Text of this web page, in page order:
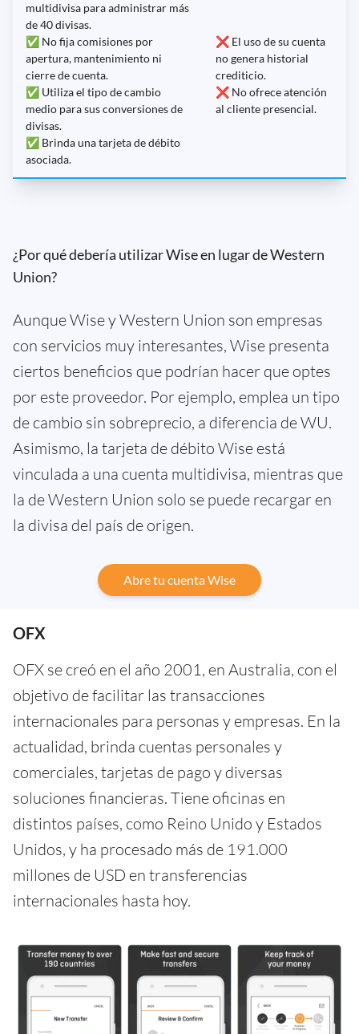
multidivisa para administrar más
de 40 divisas.
✅ No fija comisiones por
apertura, mantenimiento ni
cierre de cuenta.
✅ Utiliza el tipo de cambio
medio para sus conversiones de
divisas.
✅ Brinda una tarjeta de débito
asociada.
❌ El uso de su cuenta
no genera historial
crediticio.
❌ No ofrece atención
al cliente presencial.
¿Por qué debería utilizar Wise en lugar de Western
Union?
Aunque Wise y Western Union son empresas
con servicios muy interesantes, Wise presenta
ciertos beneficios que podrían hacer que optes
por este proveedor. Por ejemplo, emplea un tipo
de cambio sin sobreprecio, a diferencia de WU.
Asimismo, la tarjeta de débito Wise está
vinculada a una cuenta multidivisa, mientras que
la de Western Union solo se puede recargar en
la divisa del país de origen.
Abre tu cuenta Wise
OFX
OFX se creó en el año 2001, en Australia, con el
objetivo de facilitar las transacciones
internacionales para personas y empresas. En la
actualidad, brinda cuentas personales y
comerciales, tarjetas de pago y diversas
soluciones financieras. Tiene oficinas en
distintos países, como Reino Unido y Estados
Unidos, y ha procesado más de 191.000
millones de USD en transferencias
internacionales hasta hoy.